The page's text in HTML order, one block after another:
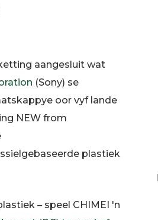
aangesluit wat
(Sony) se
oor vyf lande
NEW from
plastiek
– speel CHIMEI 'n